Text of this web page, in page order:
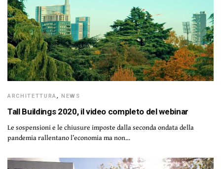
ARCHITETTURA, NEWS
Tall Buildings 2020, il video completo del webinar
Le sospensioni e le chiusure imposte dalla seconda ondata della
pandemia rallentano l’economia ma non…